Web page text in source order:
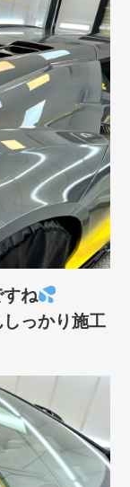
ね
っかり施工